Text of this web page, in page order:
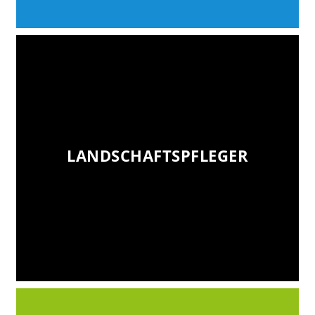
LANDSCHAFTSPFLEGER
LANDSCHAFTSPFLEGER